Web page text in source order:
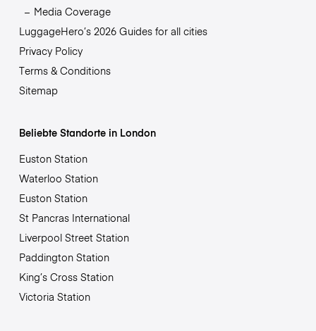
Media Coverage
LuggageHero’s 2026 Guides for all cities
Privacy Policy
Terms & Conditions
Sitemap
Beliebte Standorte in London
Euston Station
Waterloo Station
Euston Station
St Pancras International
Liverpool Street Station
Paddington Station
King’s Cross Station
Victoria Station